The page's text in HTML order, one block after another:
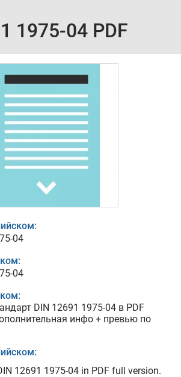
1975-04 PDF
04
04
DIN 12691 1975-04 в PDF
инфо + превью по
12691 1975-04 in PDF full version.